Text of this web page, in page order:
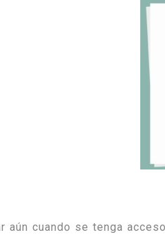
aún cuando se tenga